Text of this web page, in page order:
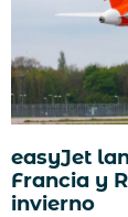
easyJet
Francia y
invierno